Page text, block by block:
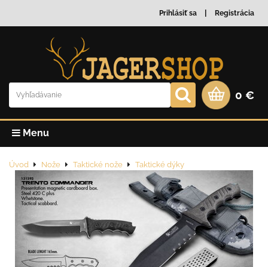
Prihlásiť sa Registrácia
0 €
Menu
Úvod Nože Taktické nože Taktické dýky